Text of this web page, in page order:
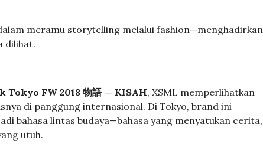
meramu storytelling melalui fashion—menghadirkan
dilihat.
Tokyo FW 2018 物語 — KISAH, XSML memperlihatkan
di panggung internasional. Di Tokyo, brand ini
bahasa lintas budaya—bahasa yang menyatukan cerita,
utuh.